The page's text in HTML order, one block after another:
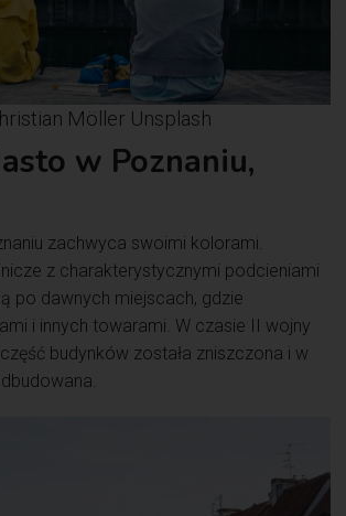
Möller Unsplash
w Poznaniu,
zachwyca swoimi kolorami.
z charakterystycznymi podcieniami
po dawnych miejscach, gdzie
i innych towarami. W czasie II wojny
budynków została zniszczona i w